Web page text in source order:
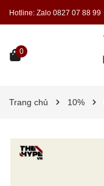
Hotline: Zalo 0827 07 88 99
0
Trang chủ 10%